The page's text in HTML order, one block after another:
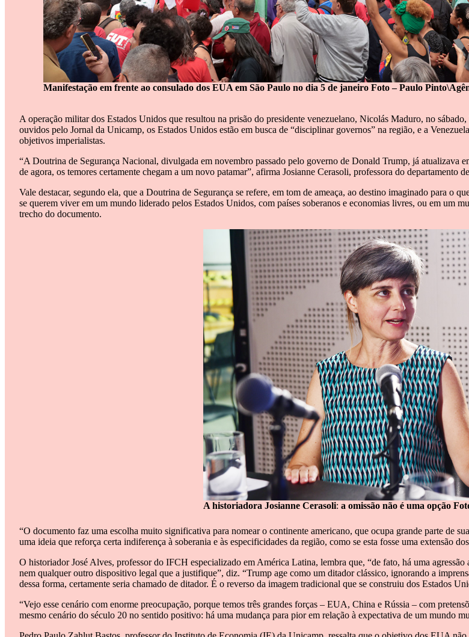
Manifestação em frente ao consulado dos EUA em São Paulo no dia 5 de janeiro Foto – Paulo
A operação militar dos Estados Unidos que resultou na prisão do presidente venezuelano, Nicolás Maduro, no
ouvidos pelo Jornal da Unicamp, os Estados Unidos estão em busca de “disciplinar governos” na região, e a
objetivos imperialistas.
“A Doutrina de Segurança Nacional, divulgada em novembro passado pelo governo de Donald Trump, já atualizava
de agora, os temores certamente chegam a um novo patamar”, afirma Josianne Cerasoli, professora do
Vale destacar, segundo ela, que a Doutrina de Segurança se refere, em tom de ameaça, ao destino imaginado para o
se querem viver em um mundo liderado pelos Estados Unidos, com países soberanos e economias livres, ou em um
trecho do documento.
A historiadora Josianne Cerasoli: a omissão não é uma opção
“O documento faz uma escolha muito significativa para nomear o continente americano, que ocupa grande parte de
uma ideia que reforça certa indiferença à soberania e às especificidades da região, como se esta fosse uma extensão
O historiador José Alves, professor do IFCH especializado em América Latina, lembra que, “de fato, há uma
nem qualquer outro dispositivo legal que a justifique”, diz. “Trump age como um ditador clássico, ignorando a
dessa forma, certamente seria chamado de ditador. É o reverso da imagem tradicional que se construiu dos Estados
“Vejo esse cenário com enorme preocupação, porque temos três grandes forças – EUA, China e Rússia – com
mesmo cenário do século 20 no sentido positivo: há uma mudança para pior em relação à expectativa de um mundo